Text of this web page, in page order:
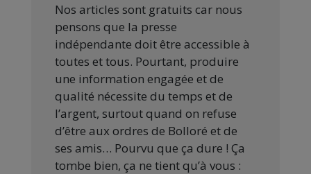
Nos articles sont gratuits car nous
pensons que la presse
indépendante doit être accessible à
toutes et tous. Pourtant, produire
une information engagée et de
qualité nécessite du temps et de
l’argent, surtout quand on refuse
d’être aux ordres de Bolloré et de
ses amis… Pourvu que ça dure ! Ça
tombe bien, ça ne tient qu’à vous :